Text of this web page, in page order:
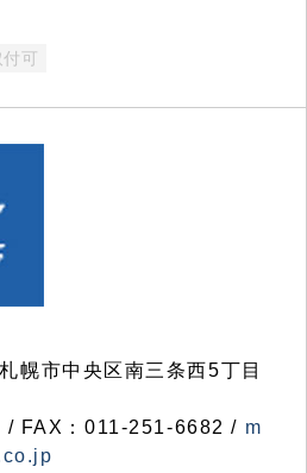
付可
市中央区南三条西5丁目
FAX：011-251-6682 / m